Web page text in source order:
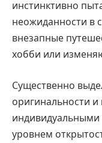
инстинктивно
неожиданности в
внезапные
хобби или
Существенно
оригинальности
уровнем